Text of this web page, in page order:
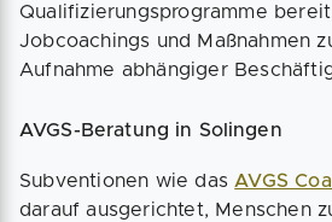
Qualifizierungsprogramme
Jobcoachings und Maßnahmen
Aufnahme abhängiger
AVGS-Beratung in Solingen
Subventionen wie dasAVGS
darauf ausgerichtet, Menschen